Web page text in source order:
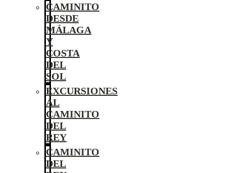
CAMINITO
DESDE
MÁLAGA
Y
COSTA
DEL
SOL
EXCURSIONES
AL
CAMINITO
DEL
REY
CAMINITO
DEL